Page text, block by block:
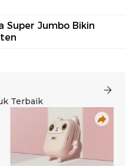
Super Jumbo Bikin